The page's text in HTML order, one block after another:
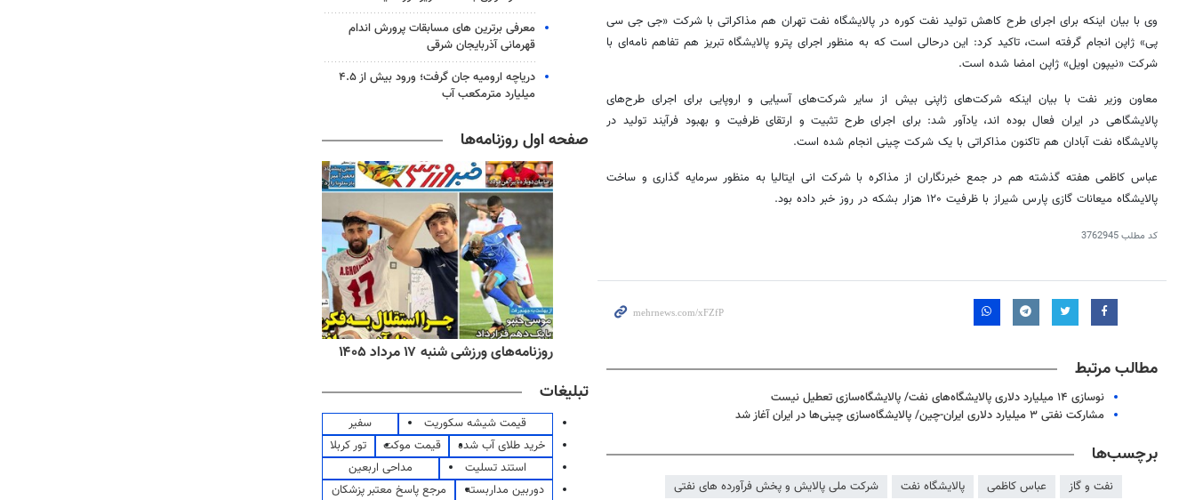
وی با بیان اینکه برای اجرای طرح کاهش تولید نفت کوره در پالایشگاه نفت تهران هم مذاکراتی با شرکت «جی جی سی
پی» ژاپن انجام گرفته است، تاکید کرد: این درحالی است که به منظور اجرای پترو پالایشگاه تبریز هم تفاهم نامه‌ای با
شرکت «نیپون اویل» ژاپن امضا شده است.
معاون وزیر نفت با بیان اینکه شرکت‌های ژاپنی بیش از سایر شرکت‌های آسیایی و اروپایی برای اجرای طرح‌های
پالایشگاهی در ایران فعال بوده اند، یادآور شد: برای اجرای طرح تثبیت و ارتقای ظرفیت و بهبود فرآیند تولید در
پالایشگاه نفت آبادان هم تاکنون مذاکراتی با یک شرکت چینی انجام شده است.
عباس کاظمی هفته گذشته هم در جمع خبرنگاران از مذاکره با شرکت انی ایتالیا به منظور سرمایه گذاری و ساخت
پالایشگاه میعانات گازی پارس شیراز با ظرفیت ۱۲۰ هزار بشکه در روز خبر داده بود.
کد مطلب3762945
مطالب مرتبط
نوسازی ۱۴ میلیارد دلاری پالایشگاه‌های نفت/ پالایشگاه‌سازی تعطیل نیست
مشارکت نفتی ۳ میلیارد دلاری ایران-چین/ پالایشگاه‌سازی چینی‌ها در ایران آغاز شد
برچسب‌ها
نفت و گاز عباس کاظمی پالایشگاه نفت شرکت ملی پالایش و پخش فرآورده های نفتی
معرفی برترین های مسابقات پرورش اندام
قهرمانی آذربایجان شرقی
دریاچه ارومیه جان گرفت؛ ورود بیش از ۴.۵
میلیارد مترمکعب آب
صفحه اول روزنامه‌ها
روزنامه‌های ورزشی شنبه ۱۷ مرداد ۱۴۰۵
تبلیغات
قیمت شیشه سکوریت
سفیر
خرید طلای آب شده
قیمت موکت
تور کربلا
استند تسلیت
مداحی اربعین
دوربین مداربسته
مرجع پاسخ معتبر پزشکان